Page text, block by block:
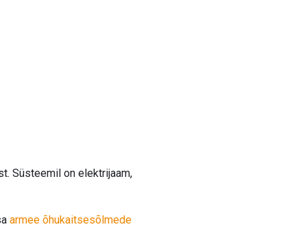
Süsteemil on elektrijaam,
armee õhukaitsesõlmede